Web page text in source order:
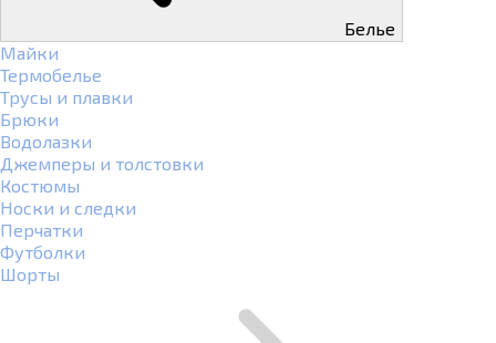
Белье
Майки
Термобелье
Трусы и плавки
Брюки
Водолазки
Джемперы и толстовки
Костюмы
Носки и следки
Перчатки
Футболки
Шорты